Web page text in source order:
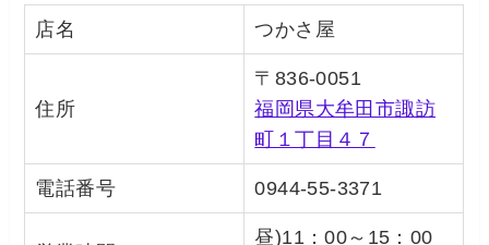
店名 つかさ屋
住所
〒836-0051
福岡県大牟田市諏訪
町１丁目４７
電話番号 0944-55-3371
昼)11：00～15：00